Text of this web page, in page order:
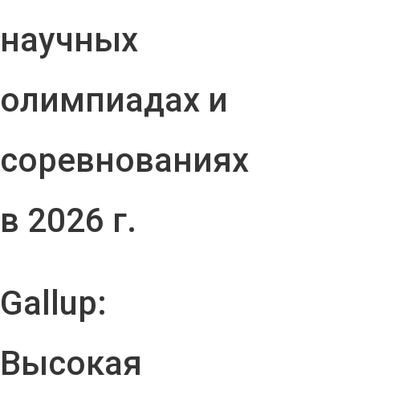
научных
олимпиадах и
соревнованиях
в 2026 г.
Gallup:
Высокая